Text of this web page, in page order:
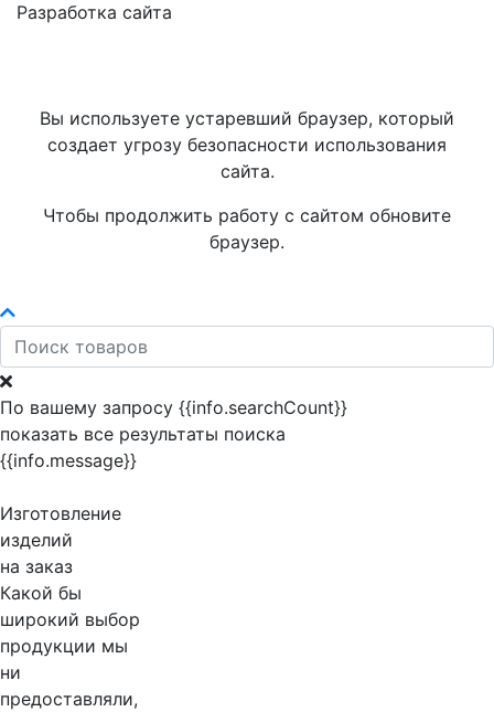
Разработка сайта
Вы используете устаревший браузер, который
создает угрозу безопасности использования
сайта.
Чтобы продолжить работу с сайтом обновите
браузер.
По вашему запросу {{info.searchCount}}
показать все результаты поиска
{{info.message}}
Изготовление
изделий
на заказ
Какой бы
широкий выбор
продукции мы
ни
предоставляли,